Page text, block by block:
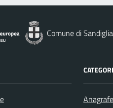
Comune di